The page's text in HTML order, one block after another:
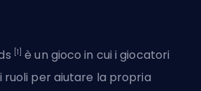
[1] è un gioco in cui i giocatori
ruoli per aiutare la propria